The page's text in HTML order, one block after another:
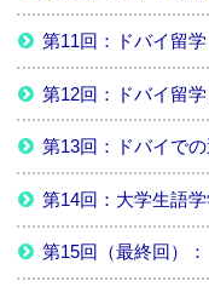
第11回：ドバイ留
第12回：ドバイ留
第13回：ドバイで
第14回：大学生語
第15回（最終回）